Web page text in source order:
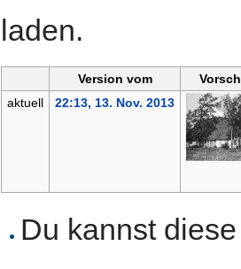
laden.
Version vom
aktuell
22:13, 13. Nov. 2013
Du kannst